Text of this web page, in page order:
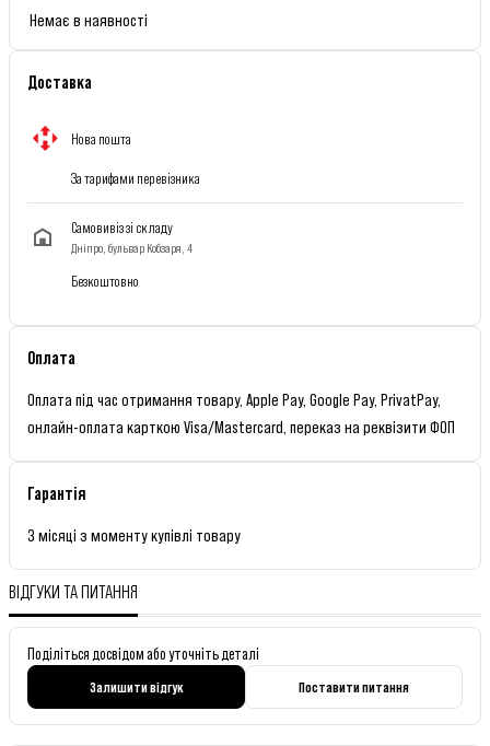
Немає в наявності
Доставка
Нова пошта
За тарифами перевізника
Самовивіз зі складу
Дніпро, бульвар Кобзаря, 4
Безкоштовно
Оплата
Оплата під час отримання товару, Apple Pay, Google Pay, PrivatPay,
онлайн-оплата карткою Visa/Mastercard, переказ на реквізити ФОП
Гарантія
3 місяці з моменту купівлі товару
ВІДГУКИ ТА ПИТАННЯ
Поділіться досвідом або уточніть деталі
Залишити відгук Поставити питання